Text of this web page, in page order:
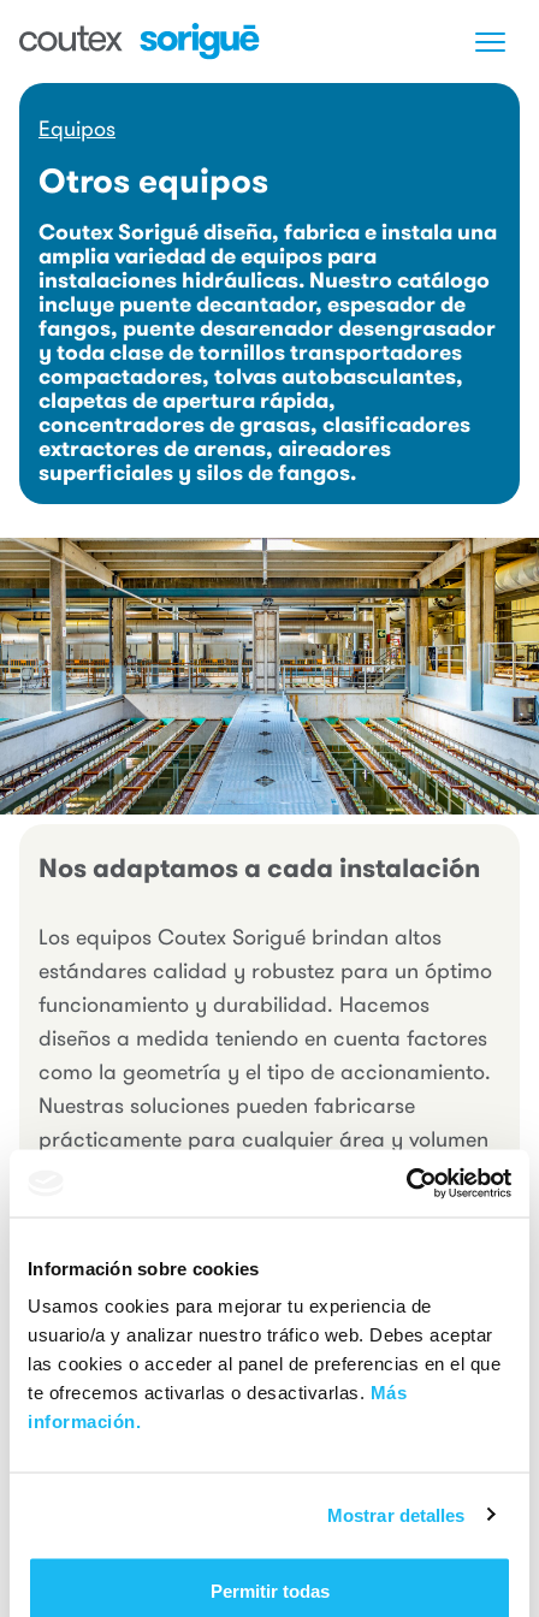
Información sobre cookies
Usamos cookies para mejorar tu experiencia de
usuario/a y analizar nuestro tráfico web. Debes aceptar
las cookies o acceder al panel de preferencias en el que
te ofrecemos activarlas o desactivarlas. Más
información.
Mostrar detalles
Permitir todas
contenido
principal
Equipos
Otros equipos
Coutex Sorigué diseña, fabrica e instala una
amplia variedad de equipos para
instalaciones hidráulicas. Nuestro catálogo
incluye puente decantador, espesador de
fangos, puente desarenador desengrasador
y toda clase de tornillos transportadores
compactadores, tolvas autobasculantes,
clapetas de apertura rápida,
concentradores de grasas, clasificadores
extractores de arenas, aireadores
superficiales y silos de fangos.
Nos adaptamos a cada instalación
Los equipos Coutex Sorigué brindan altos
estándares calidad y robustez para un óptimo
funcionamiento y durabilidad. Hacemos
diseños a medida teniendo en cuenta factores
como la geometría y el tipo de accionamiento.
Nuestras soluciones pueden fabricarse
prácticamente para cualquier área y volumen
de agua utilizando materiales como acero al
carbono, acero inoxidable típicamente AISI
Más equipos